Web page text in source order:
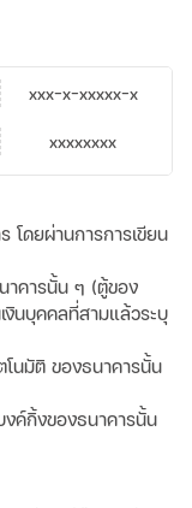
xxxxxxxx
xxx-x-xxxxx-x
โดยผ่านการการเขียน
าคารนั้น ๆ (ตู้ของ
งินบุคคลที่สามแล้วระบุ
โนมัติ ของธนาคารนั้น
งค์กิ้งของธนาคารนั้น